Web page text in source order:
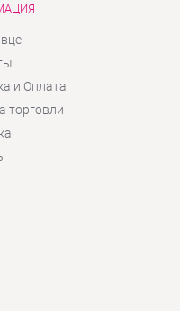
и Оплата
торговли